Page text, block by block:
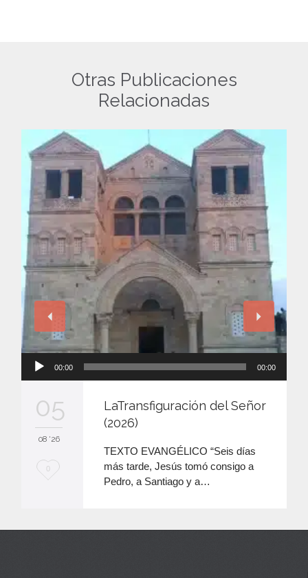
Otras Publicaciones
Relacionadas
00:00 00:00
05
08 '26
M0
LaTransfiguración del Señor
(2026)
TEXTO EVANGÉLICO “Seis días
más tarde, Jesús tomó consigo a
Pedro, a Santiago y a…